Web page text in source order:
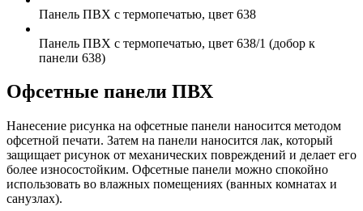
Панель ПВХ с термопечатью, цвет 638
Панель ПВХ с термопечатью, цвет 638/1 (добор к
панели 638)
Офсетные панели ПВХ
Нанесение рисунка на офсетные панели наносится методом
офсетной печати. Затем на панели наносится лак, который
защищает рисунок от механических повреждений и делает его
более износостойким. Офсетные панели можно спокойно
использовать во влажных помещениях (ванных комнатах и
санузлах).